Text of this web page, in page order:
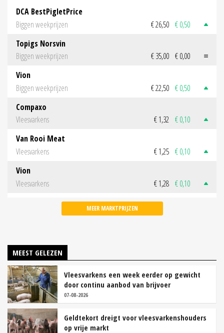
DCA BestPigletPrice
Biggen weekprijzen
€ 26,50 € 0,50
Topigs Norsvin
Biggen weekprijzen
€ 35,00 € 0,00
Vion
Biggen weekprijzen
€ 22,50 € 0,50
Compaxo
Vleesvarkens
€ 1,32 € 0,10
Van Rooi Meat
Vleesvarkens
€ 1,25 € 0,10
Vion
Vleesvarkens
€ 1,28 € 0,10
MEER MARKTPRIJZEN
MEEST GELEZEN
Vleesvarkens een week eerder op gewicht
door continu aanbod van brijvoer
07-08-2026
Geldtekort dreigt voor vleesvarkenshouders
op vrije markt